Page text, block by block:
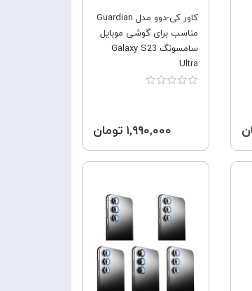
کاور کی-دوو مدل Guardian
مناسب برای گوشی موبایل
سامسونگ Galaxy S23
Ultra
۱,۹۹۰,۰۰۰ تومان